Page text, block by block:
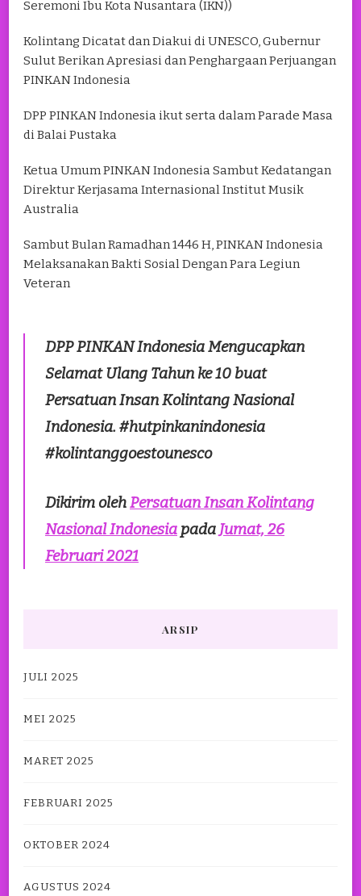
Seremoni Ibu Kota Nusantara (IKN))
Kolintang Dicatat dan Diakui di UNESCO, Gubernur
Sulut Berikan Apresiasi dan Penghargaan Perjuangan
PINKAN Indonesia
DPP PINKAN Indonesia ikut serta dalam Parade Masa
di Balai Pustaka
Ketua Umum PINKAN Indonesia Sambut Kedatangan
Direktur Kerjasama Internasional Institut Musik
Australia
Sambut Bulan Ramadhan 1446 H, PINKAN Indonesia
Melaksanakan Bakti Sosial Dengan Para Legiun
Veteran
DPP PINKAN Indonesia Mengucapkan
Selamat Ulang Tahun ke 10 buat
Persatuan Insan Kolintang Nasional
Indonesia. #hutpinkanindonesia
#kolintanggoestounesco
Dikirim olehPersatuan Insan Kolintang
Nasional Indonesiapada Jumat, 26
Februari 2021
ARSIP
JULI 2025
MEI 2025
MARET 2025
FEBRUARI 2025
OKTOBER 2024
AGUSTUS 2024